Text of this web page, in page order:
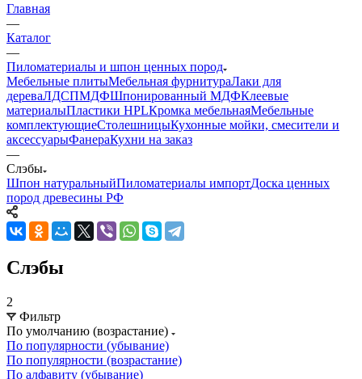
Главная
—
Каталог
—
Пиломатериалы и шпон ценных пород
Мебельные плитыМебельная фурнитураЛаки для
дереваЛДСПМДФШпонированный МДФКлеевые
материалыПластики HPLКромка мебельнаяМебельные
комплектующиеСтолешницыКухонные мойки, смесители и
аксессуарыФанераКухни на заказ
—
Слэбы
Шпон натуральныйПиломатериалы импортДоска ценных
пород древесины РФ
Слэбы
2
Фильтр
По умолчанию (возрастание)
По популярности (убывание)
По популярности (возрастание)
По алфавиту (убывание)